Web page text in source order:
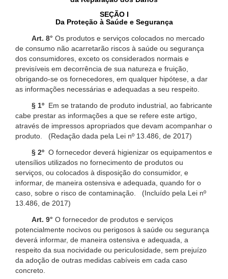
SEÇÃO I
Da Proteção à Saúde e Segurança
Art. 8° Os produtos e serviços colocados no mercado
de consumo não acarretarão riscos à saúde ou segurança
dos consumidores, exceto os considerados normais e
previsíveis em decorrência de sua natureza e fruição,
obrigando-se os fornecedores, em qualquer hipótese, a dar
as informações necessárias e adequadas a seu respeito.
§ 1º Em se tratando de produto industrial, ao fabricante
cabe prestar as informações a que se refere este artigo,
através de impressos apropriados que devam acompanhar o
produto. (Redação dada pela Lei nº 13.486, de 2017)
§ 2º O fornecedor deverá higienizar os equipamentos e
utensílios utilizados no fornecimento de produtos ou
serviços, ou colocados à disposição do consumidor, e
informar, de maneira ostensiva e adequada, quando for o
caso, sobre o risco de contaminação. (Incluído pela Lei nº
13.486, de 2017)
Art. 9° O fornecedor de produtos e serviços
potencialmente nocivos ou perigosos à saúde ou segurança
deverá informar, de maneira ostensiva e adequada, a
respeito da sua nocividade ou periculosidade, sem prejuízo
da adoção de outras medidas cabíveis em cada caso
concreto.